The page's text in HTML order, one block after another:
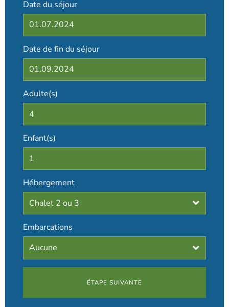
Date du séjour
Date de fin du séjour
Adulte(s)
Enfant(s)
Hébergement
Embarcations
ÉTAPE SUIVANTE